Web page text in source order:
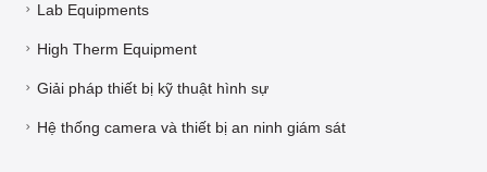
Lab Equipments
High Therm Equipment
Giải pháp thiết bị kỹ thuật hình sự
Hệ thống camera và thiết bị an ninh giám sát